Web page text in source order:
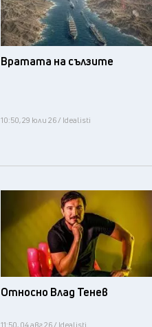
Вратата на сълзите
10:50, 29 юли 26 / Idealisti
Относно Влад Тенев
11:50, 04 авг 26 / Idealisti